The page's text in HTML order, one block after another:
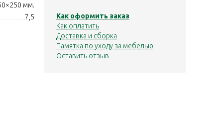
мм.
7,5
Как оформить заказ
Как оплатить
Доставка и сборка
Памятка по уходу за мебелью
Оставить отзыв